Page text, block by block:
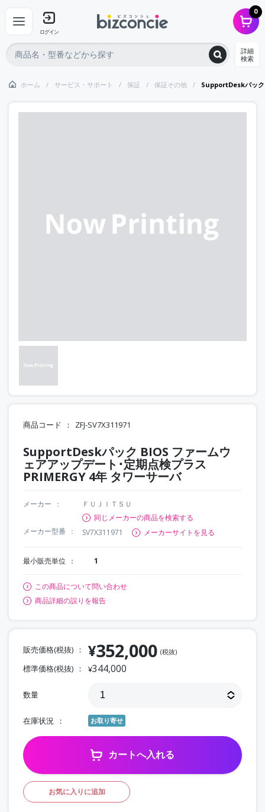
ログイン
0
詳細
検索
ホーム サービス・サポート 保証 保証その他 SupportDeskパック
商品コード ZFJ-SV7X311971
SupportDeskパック BIOS ファームウ
ェアアップデート･定期点検プラス
PRIMERGY 4年 タワーサーバ
メーカー
ＦＵＪＩＴＳＵ
同じメーカーの商品を検索する
メーカー型番
SV7X311971 メーカーサイトを見る
最小販売単位 1
この商品について問い合わせ
商品詳細の誤りを報告
販売価格(税抜) ¥352,000 (税抜)
標準価格(税抜) ¥344,000
数量
在庫状況 お取り寄せ
カートへ入れる
お気に入りに追加